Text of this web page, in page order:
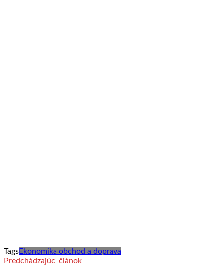
TagsEkonomika obchod a doprava
Predchádzajúci článok